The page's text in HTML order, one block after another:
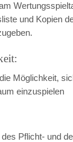
und Kopien
Möglichkeit,
einzuspielen
des Pflicht- und